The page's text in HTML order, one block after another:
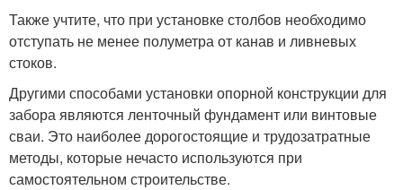
Также учтите, что при установке столбов необходимо
отступать не менее полуметра от канав и ливневых
стоков.
Другими способами установки опорной конструкции для
забора являются ленточный фундамент или винтовые
сваи. Это наиболее дорогостоящие и трудозатратные
методы, которые нечасто используются при
самостоятельном строительстве.